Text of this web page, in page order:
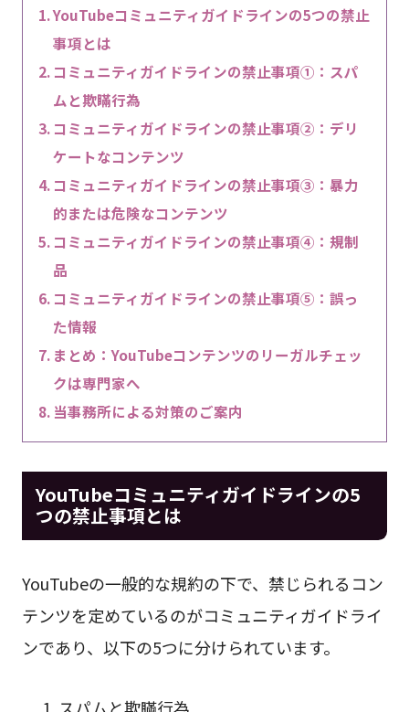
YouTubeコミュニティガイドラインの5つの禁止
事項とは
コミュニティガイドラインの禁止事項①：スパ
ムと欺瞞行為
コミュニティガイドラインの禁止事項②：デリ
ケートなコンテンツ
コミュニティガイドラインの禁止事項③：暴力
的または危険なコンテンツ
コミュニティガイドラインの禁止事項④：規制
品
コミュニティガイドラインの禁止事項⑤：誤っ
た情報
まとめ：YouTubeコンテンツのリーガルチェッ
クは専門家へ
当事務所による対策のご案内
YouTubeコミュニティガイドラインの5
つの禁止事項とは
YouTubeの一般的な規約の下で、禁じられるコン
テンツを定めているのがコミュニティガイドライ
ンであり、以下の5つに分けられています。
スパムと欺瞞行為